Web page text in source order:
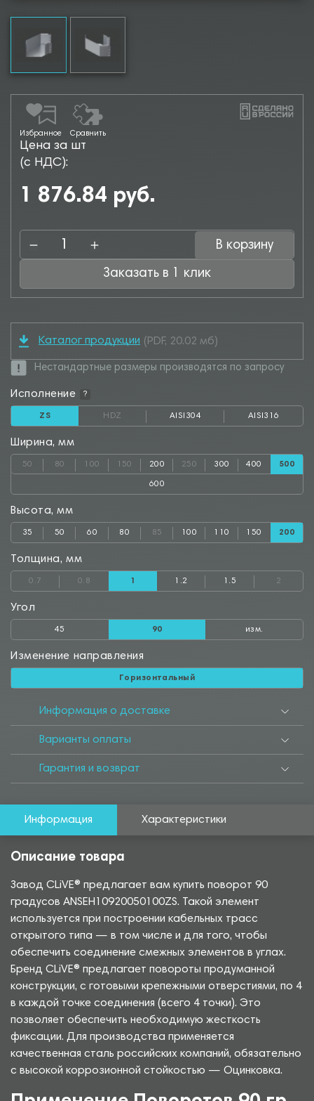
Избранное Сравнить
Цена за шт
(с НДС):
1 876.84 руб.
В корзину
Заказать в 1 клик
Каталог продукции (PDF, 20.02 мб)
Нестандартные размеры производятся по запросу
Исполнение ?
ZS HDZ AISI304 AISI316
Ширина, мм
50 80 100 150 200 250 300 400 500
600
Высота, мм
35 50 60 80 85 100 110 150 200
Толщина, мм
0.7 0.8 1 1.2 1.5 2
Угол
45 90 изм.
Изменение направления
Горизонтальный
Информация о доставке
Варианты оплаты
Гарантия и возврат
Информация Характеристики
Описание товара
Завод CLiVE® предлагает вам купить поворот 90
градусов ANSEH10920050100ZS. Такой элемент
используется при построении кабельных трасс
открытого типа — в том числе и для того, чтобы
обеспечить соединение смежных элементов в углах.
Бренд CLiVE® предлагает повороты продуманной
конструкции, с готовыми крепежными отверстиями, по 4
в каждой точке соединения (всего 4 точки). Это
позволяет обеспечить необходимую жесткость
фиксации. Для производства применяется
качественная сталь российских компаний, обязательно
с высокой коррозионной стойкостью — Оцинковка.